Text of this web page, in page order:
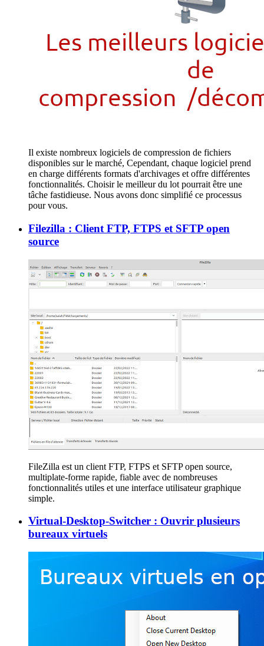
Il existe nombreux logiciels de compression de fichiers
disponibles sur le marché, Cependant, chaque logiciel prend
en charge différents formats d'archivages et offre différentes
fonctionnalités. Choisir le meilleur du lot pourrait être une
tâche fastidieuse. Nous avons donc simplifié ce processus
pour vous.
Filezilla : Client FTP, FTPS et SFTP open
source
FileZilla est un client FTP, FTPS et SFTP open source,
multiplate-forme rapide, fiable avec de nombreuses
fonctionnalités utiles et une interface utilisateur graphique
simple.
Virtual-Desktop-Switcher : Ouvrir plusieurs
bureaux virtuels